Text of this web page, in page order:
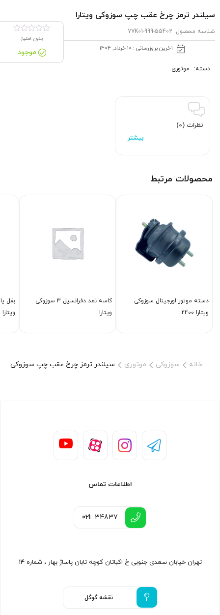
سیلندر ترمز چرخ عقب چپ سوزوکی ویتارا
شناسه محصول: 55402-77K01-999
آخرین بروزرسانی : 10 خرداد, 1404
بدون امتیاز
موجود
دسته: موتوری
نظرات (0)
محصولات مرتبط
دسته موتور اورجینال سوزوکی
ویتارا 2400
كاسه نمد دفرانسیل 3 سوزوکی
ویتارا
ویتارا 2000
خانه سوزوکی موتوری سیلندر ترمز چرخ عقب چپ سوزوکی
اطلاعات تماس
021 34837
تهران خیابان سعدی جنوبی خ اکباتان کوچه تابان پاساژ بهار ، شماره ۱۴
نقشه گوگل